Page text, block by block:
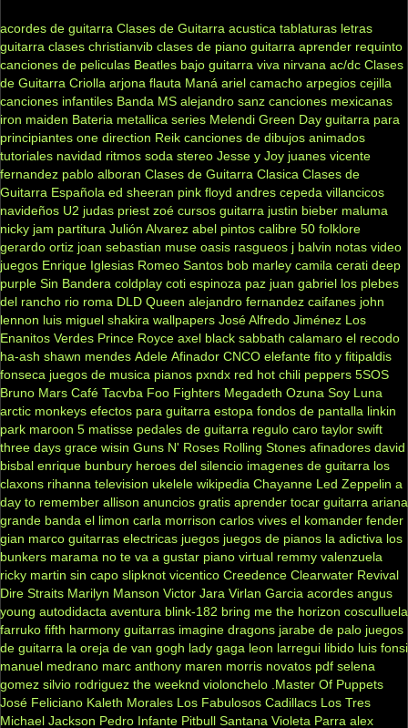
acordes de guitarra Clases de Guitarra acustica tablaturas letras
guitarra clases christianvib clases de piano guitarra aprender requinto
canciones de peliculas Beatles bajo guitarra viva nirvana ac/dc Clases
de Guitarra Criolla arjona flauta Maná ariel camacho arpegios cejilla
canciones infantiles Banda MS alejandro sanz canciones mexicanas
iron maiden Bateria metallica series Melendi Green Day guitarra para
principiantes one direction Reik canciones de dibujos animados
tutoriales navidad ritmos soda stereo Jesse y Joy juanes vicente
fernandez pablo alboran Clases de Guitarra Clasica Clases de
Guitarra Española ed sheeran pink floyd andres cepeda villancicos
navideños U2 judas priest zoé cursos guitarra justin bieber maluma
nicky jam partitura Julión Alvarez abel pintos calibre 50 folklore
gerardo ortiz joan sebastian muse oasis rasgueos j balvin notas video
juegos Enrique Iglesias Romeo Santos bob marley camila cerati deep
purple Sin Bandera coldplay coti espinoza paz juan gabriel los plebes
del rancho rio roma DLD Queen alejandro fernandez caifanes john
lennon luis miguel shakira wallpapers José Alfredo Jiménez Los
Enanitos Verdes Prince Royce axel black sabbath calamaro el recodo
ha-ash shawn mendes Adele Afinador CNCO elefante fito y fitipaldis
fonseca juegos de musica pianos pxndx red hot chili peppers 5SOS
Bruno Mars Café Tacvba Foo Fighters Megadeth Ozuna Soy Luna
arctic monkeys efectos para guitarra estopa fondos de pantalla linkin
park maroon 5 matisse pedales de guitarra regulo caro taylor swift
three days grace wisin Guns N' Roses Rolling Stones afinadores david
bisbal enrique bunbury heroes del silencio imagenes de guitarra los
claxons rihanna television ukelele wikipedia Chayanne Led Zeppelin a
day to remember allison anuncios gratis aprender tocar guitarra ariana
grande banda el limon carla morrison carlos vives el komander fender
gian marco guitarras electricas juegos juegos de pianos la adictiva los
bunkers marama no te va a gustar piano virtual remmy valenzuela
ricky martin sin capo slipknot vicentico Creedence Clearwater Revival
Dire Straits Marilyn Manson Victor Jara Virlan Garcia acordes angus
young autodidacta aventura blink-182 bring me the horizon cosculluela
farruko fifth harmony guitarras imagine dragons jarabe de palo juegos
de guitarra la oreja de van gogh lady gaga leon larregui libido luis fonsi
manuel medrano marc anthony maren morris novatos pdf selena
gomez silvio rodriguez the weeknd violonchelo .Master Of Puppets
José Feliciano Kaleth Morales Los Fabulosos Cadillacs Los Tres
Michael Jackson Pedro Infante Pitbull Santana Violeta Parra alex